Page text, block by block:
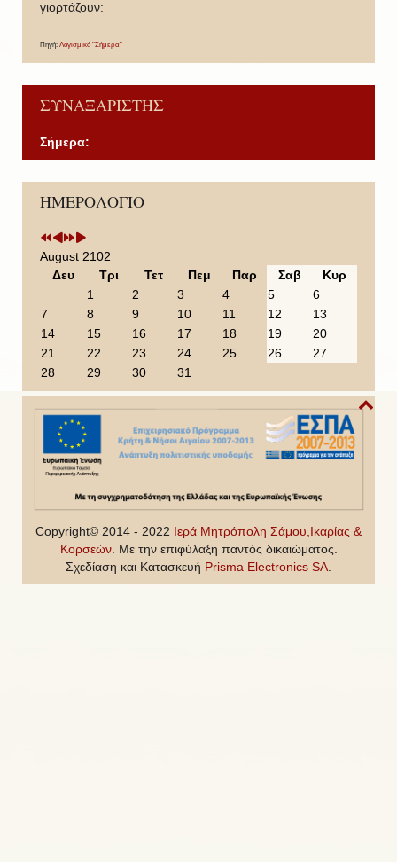
γιορτάζουν:
Πηγή: Λογισμικό "Σήμερα"
ΣΥΝΑΞΑΡΙΣΤΗΣ
Σήμερα:
ΗΜΕΡΟΛΟΓΙΟ
P
r
v
i
e
a
r
P
r
v
i
o
o
n
t
h
N
e
t
Y
e
N
e
t
M
August 2102
Δευ
Τρι Τετ Πεμ Παρ Σαβ
Κυρ
1
2 3 4 5
6
7
8 9 10 11 12
13
14
15 16 17 18 19
20
21
22 23 24 25 26
27
28
29 30 31
Copyright© 2014 - 2022 Ιερά Μητρόπολη Σάμου,Ικαρίας &
Κορσεών. Με την επιφύλαξη παντός δικαιώματος.
Σχεδίαση και Κατασκευή Prisma Electronics SA.